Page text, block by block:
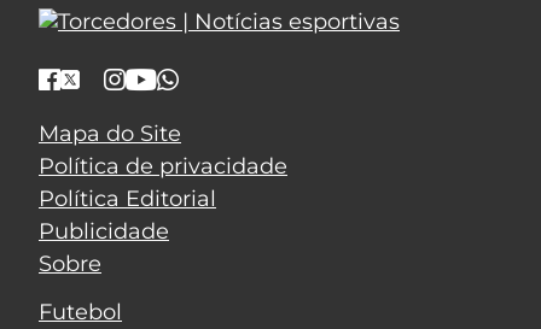
Mapa do Site
Política de privacidade
Política Editorial
Publicidade
Sobre
Futebol